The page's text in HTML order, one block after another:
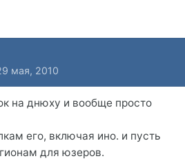
мая, 2010
на днюху и вообще просто
его, включая ино. и пусть
для юзеров.